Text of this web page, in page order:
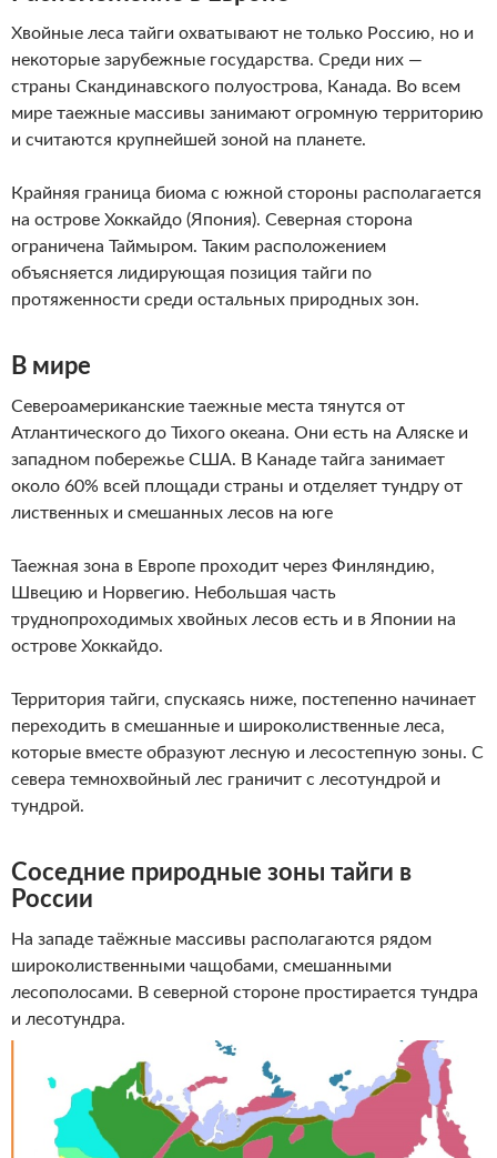
Хвойные леса тайги охватывают не только Россию, но и
некоторые зарубежные государства. Среди них —
страны Скандинавского полуострова, Канада. Во всем
мире таежные массивы занимают огромную территорию
и считаются крупнейшей зоной на планете.
Крайняя граница биома с южной стороны располагается
на острове Хоккайдо (Япония). Северная сторона
ограничена Таймыром. Таким расположением
объясняется лидирующая позиция тайги по
протяженности среди остальных природных зон.
В мире
Североамериканские таежные места тянутся от
Атлантического до Тихого океана. Они есть на Аляске и
западном побережье США. В Канаде тайга занимает
около 60% всей площади страны и отделяет тундру от
лиственных и смешанных лесов на юге
Таежная зона в Европе проходит через Финляндию,
Швецию и Норвегию. Небольшая часть
труднопроходимых хвойных лесов есть и в Японии на
острове Хоккайдо.
Территория тайги, спускаясь ниже, постепенно начинает
переходить в смешанные и широколиственные леса,
которые вместе образуют лесную и лесостепную зоны. С
севера темнохвойный лес граничит с лесотундрой и
тундрой.
Соседние природные зоны тайги в
России
На западе таёжные массивы располагаются рядом
широколиственными чащобами, смешанными
лесополосами. В северной стороне простирается тундра
и лесотундра.